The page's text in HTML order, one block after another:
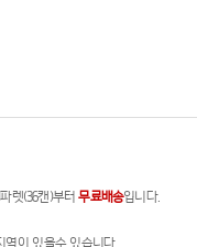
렛(36캔)부터무료배송입니다.
이 있을수 있습니다.